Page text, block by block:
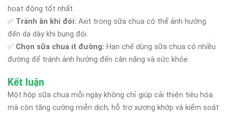
hoạt động tốt nhất.
✅ Tránh ăn khi đói: Axit trong sữa chua có thể ảnh hưởng
đến dạ dày khi bụng đói.
✅ Chọn sữa chua ít đường: Hạn chế dùng sữa chua có nhiều
đường để tránh ảnh hưởng đến cân nặng và sức khỏe.
Kết luận
Một hộp sữa chua mỗi ngày không chỉ giúp cải thiện tiêu hóa
mà còn tăng cường miễn dịch, hỗ trợ xương khớp và kiểm soát